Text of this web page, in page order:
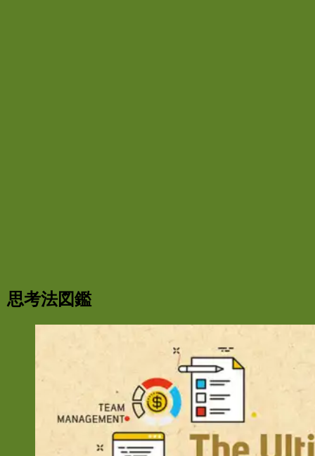
思考法図鑑